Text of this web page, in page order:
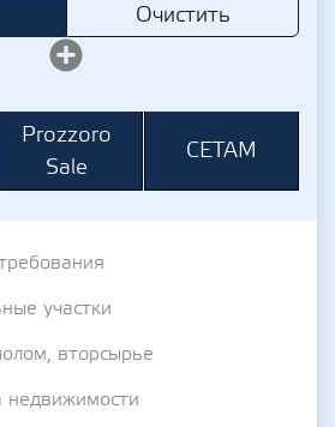
Очистить
Prozzoro
Sale
СЕТАМ
участки
вторсырье
недвижимости